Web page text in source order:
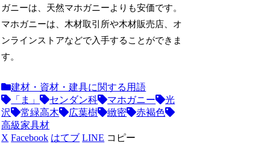
ガニーは、天然マホガニーよりも安価です。
マホガニーは、木材取引所や木材販売店、オ
ンラインストアなどで入手することができま
す。
建材・資材・建具に関する用語
「ま」
センダン科 マホガニー
光
沢
常緑高木 広葉樹 緻密
赤褐色
高級家具材
X Facebook はてブ LINE コピー